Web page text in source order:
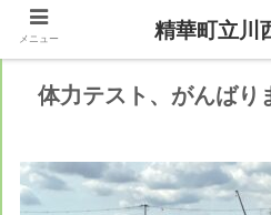
体力テスト、がんばり
メニュー 精華町立川